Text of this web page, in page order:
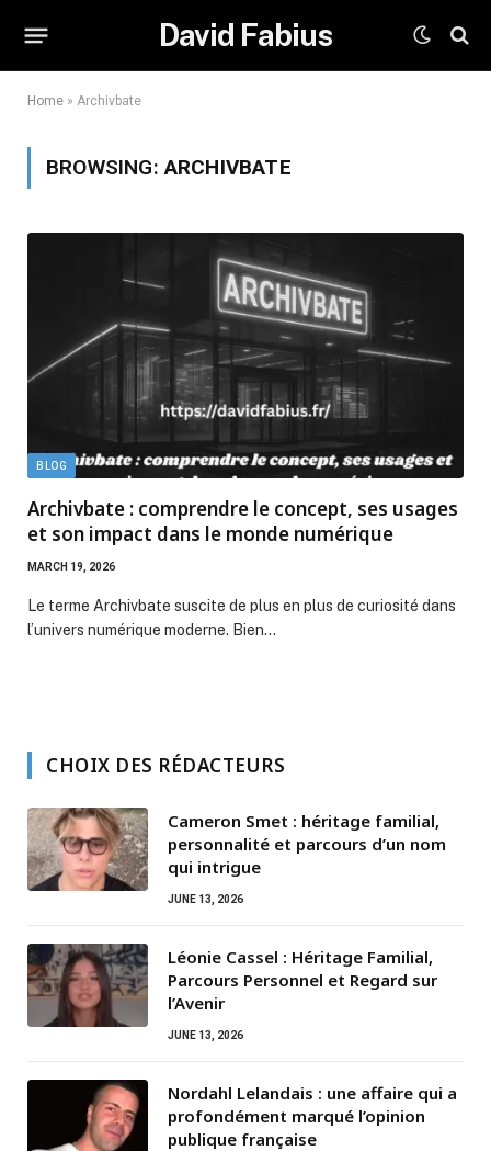
David Fabius
Home » Archivbate
BROWSING:ARCHIVBATE
BLOG
Archivbate : comprendre le concept, ses usages
et son impact dans le monde numérique
MARCH 19, 2026
Le terme Archivbate suscite de plus en plus de curiosité dans
l’univers numérique moderne. Bien…
CHOIX DES RÉDACTEURS
Cameron Smet : héritage familial,
personnalité et parcours d’un nom
qui intrigue
JUNE 13, 2026
Léonie Cassel : Héritage Familial,
Parcours Personnel et Regard sur
l’Avenir
JUNE 13, 2026
Nordahl Lelandais : une affaire qui a
profondément marqué l’opinion
publique française